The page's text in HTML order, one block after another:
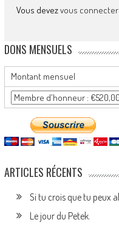
Vous devezvous connecter
DONS MENSUELS
Montant mensuel
ARTICLES RÉCENTS
Si tu crois que tu peux
Le jour du Petek.